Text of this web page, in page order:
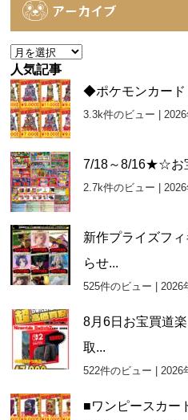
アーカイブ
ア
ー
カ
イ
ブ
人気記事
◆ポケモンカード
3.3k件のビュー |
7/18～8/16★☆お
2.7k件のビュー |
新作プライズフ
らせ...
525件のビュー |2026
8月6日お宝買道
取...
522件のビュー |2026
■ワンピースカー